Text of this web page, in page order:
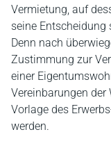
Vermietung, auf
seine
Denn nach
Zustimmung zur
einer
Vereinbarungen
Vorlage des
werden.